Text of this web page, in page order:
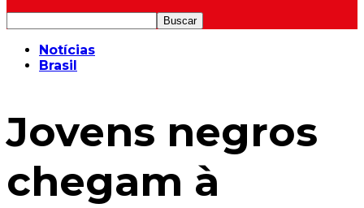
Notícias
Brasil
Jovens negros
chegam à